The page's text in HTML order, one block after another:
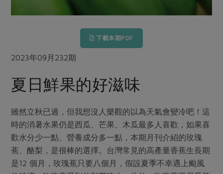
居家好物
家庭清潔 織品
日用品 圖書禮品
防災用品
最新產品
主題食譜
年菜食譜
養身食補
節慶大餐
主婦聯盟X樂齡網特約優惠案
30%rPET紅烏龍茶
更多議題活動
傳到心坎裡，誠心又澎派
食農教育
更多議題
生活者e週報
綠主張月刊
典藏閱覽室
合作社法規
選舉專區
最新消息
媒體報導
下載專區
下載本期PDF
2023年09月232期
夏日鮮果的好滋味
雖然立秋已過，但我想沒人樂觀的以為天氣會變冷吧！這
時的消暑水果仍是西瓜、芒果、木瓜最多人喜歡，如果喜
歡水分少一點、營養成分多一點，本期月刊介紹的玫瑰
蕉、酪梨，是很棒的選擇。台灣常見的高產量香蕉生長期
是12 個月，玫瑰蕉只要八個月，假設夏季不幸遇上颱風